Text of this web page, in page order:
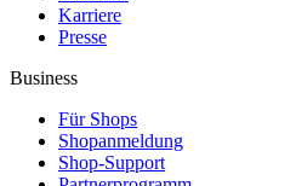
Karriere
Presse
Business
Für Shops
Shopanmeldung
Shop-Support